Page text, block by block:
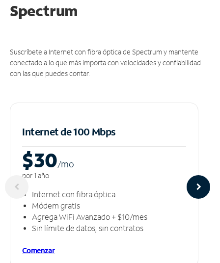
Spectrum
Suscríbete a Internet con fibra óptica de Spectrum y mantente
conectado a lo que más importa con velocidades y confiabilidad
con las que puedes contar.
Internet de 100 Mbps
$30/mo
por 1 año
Internet con fibra óptica
Módem gratis
Agrega WiFi Avanzado + $10/mes
Sin límite de datos, sin contratos
Comenzar